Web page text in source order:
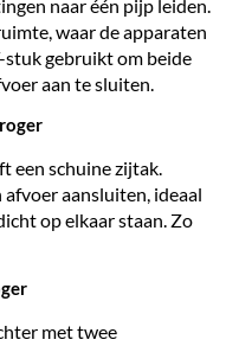
naar één pijp leiden.
waar de apparaten
stuk gebruikt om beide
aan te sluiten.
een schuine zijtak.
aansluiten, ideaal
op elkaar staan. Zo
met twee